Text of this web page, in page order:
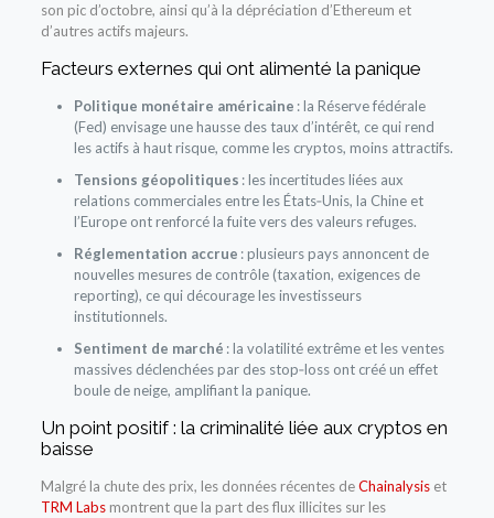
son pic d’octobre, ainsi qu’à la dépréciation d’Ethereum et
d’autres actifs majeurs.
Facteurs externes qui ont alimenté la panique
Politique monétaire américaine : la Réserve fédérale
(Fed) envisage une hausse des taux d’intérêt, ce qui rend
les actifs à haut risque, comme les cryptos, moins attractifs.
Tensions géopolitiques : les incertitudes liées aux
relations commerciales entre les États‑Unis, la Chine et
l’Europe ont renforcé la fuite vers des valeurs refuges.
Réglementation accrue : plusieurs pays annoncent de
nouvelles mesures de contrôle (taxation, exigences de
reporting), ce qui décourage les investisseurs
institutionnels.
Sentiment de marché : la volatilité extrême et les ventes
massives déclenchées par des stop‑loss ont créé un effet
boule de neige, amplifiant la panique.
Un point positif : la criminalité liée aux cryptos en
baisse
Malgré la chute des prix, les données récentes deChainalysiset
TRM Labsmontrent que la part des flux illicites sur les